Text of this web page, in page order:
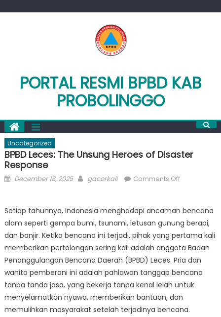
PORTAL RESMI BPBD KAB
PROBOLINGGO
Uncategorized
BPBD Leces: The Unsung Heroes of Disaster
Response
Posted
December 18, 2025 Author
gacorkali Comments Offon
The
Unsung
Heroes
of
Disaster
Response
Setiap tahunnya, Indonesia menghadapi ancaman bencana
alam seperti gempa bumi, tsunami, letusan gunung berapi,
dan banjir. Ketika bencana ini terjadi, pihak yang pertama kali
memberikan pertolongan sering kali adalah anggota Badan
Penanggulangan Bencana Daerah (BPBD) Leces. Pria dan
wanita pemberani ini adalah pahlawan tanggap bencana
tanpa tanda jasa, yang bekerja tanpa kenal lelah untuk
menyelamatkan nyawa, memberikan bantuan, dan
memulihkan masyarakat setelah terjadinya bencana.